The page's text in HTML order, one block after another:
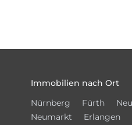
Immobilien nach Ort
Nürnberg
Fürth
Neumarkt
Erlangen